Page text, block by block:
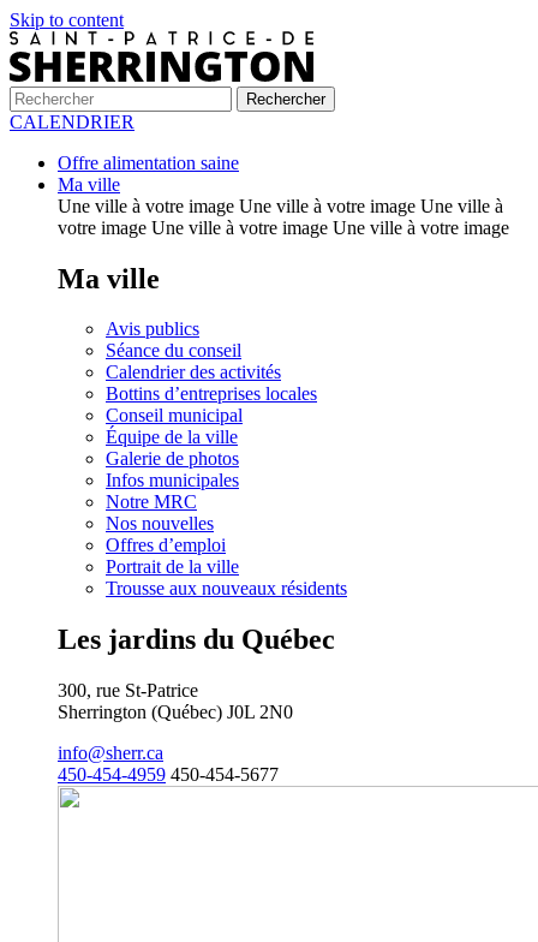
Skip to content
CALENDRIER
Offre alimentation saine
Ma ville
Une ville à votre image Une ville à votre image Une ville à
votre image Une ville à votre image Une ville à votre image
Ma ville
Avis publics
Séance du conseil
Calendrier des activités
Bottins d’entreprises locales
Conseil municipal
Équipe de la ville
Galerie de photos
Infos municipales
Notre MRC
Nos nouvelles
Offres d’emploi
Portrait de la ville
Trousse aux nouveaux résidents
Les jardins du Québec
300, rue St-Patrice
Sherrington (Québec) J0L 2N0
info@sherr.ca
450-454-4959 450-454-5677